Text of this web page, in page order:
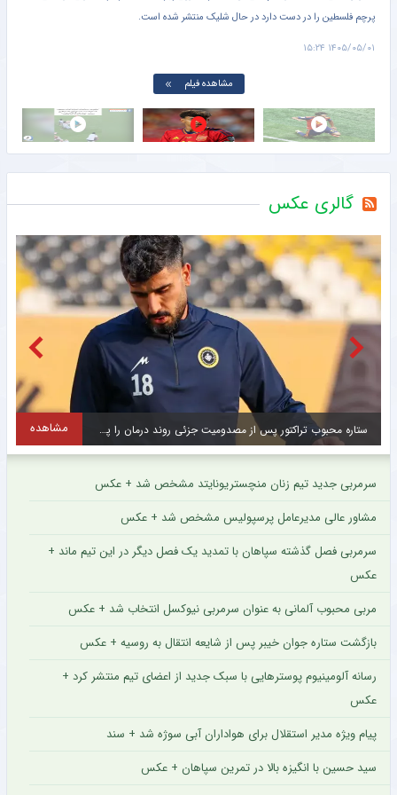
دروازه‌بان تیم اسپانیا، به سمت تک‌تک بازیکنان حریف رفت و با آن‌ها دست داد.
۱۴۰۵/۰۵/۰۱ ۱۵:۰۱
مشاهده فیلم
گالری عکس
ستاره باتجربه از جمع سبزپوشان اصفهانی جدا شد + عکس مشاهده
سرمربی جدید تیم زنان منچستریونایتد مشخص شد + عکس
مشاور عالی مدیرعامل پرسپولیس مشخص شد + عکس
سرمربی فصل گذشته سپاهان با تمدید یک فصل دیگر در این تیم ماند +
عکس
مربی محبوب آلمانی به عنوان سرمربی نیوکسل انتخاب شد + عکس
بازگشت ستاره جوان خیبر پس از شایعه انتقال به روسیه + عکس
رسانه آلومینیوم پوسترهایی با سبک جدید از اعضای تیم منتشر کرد +
عکس
پیام ویژه مدیر استقلال برای هواداران آبی سوژه شد + سند
سید حسین با انگیزه بالا در تمرین سپاهان + عکس